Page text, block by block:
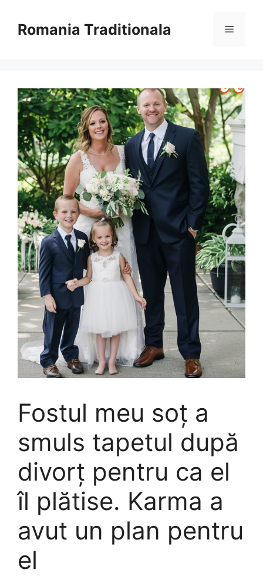
conținutRomania Traditionala Meniu
Fostul meu soț a
smuls tapetul după
divorț pentru ca el
îl plătise. Karma a
avut un plan pentru
el